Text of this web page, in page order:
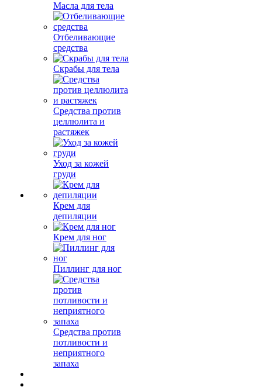
Масла для тела
Отбеливающие
средства
Скрабы для тела
Средства против
целлюлита и
растяжек
Уход за кожей
груди
Крем для
депиляции
Крем для ног
Пиллинг для ног
Средства против
потливости и
неприятного
запаха